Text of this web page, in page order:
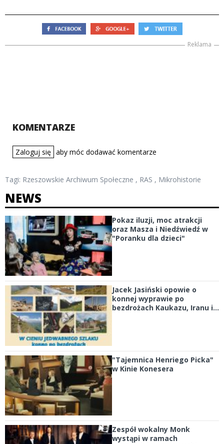
Reklama
KOMENTARZE
Zaloguj się aby móc dodawać komentarze
Tagi: Rzeszowskie Archiwum Społeczne , RAS , Mikrohistorie
NEWS
Pokaz iluzji, moc atrakcji
oraz Masza i Niedźwiedź w
"Poranku dla dzieci"
Jacek Jasiński opowie o
konnej wyprawie po
bezdrożach Kaukazu, Iranu i...
"Tajemnica Henriego Picka"
w Kinie Konesera
Zespół wokalny Monk
wystąpi w ramach